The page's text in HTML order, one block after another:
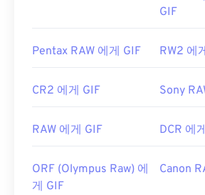
최초 출시: 1987년 6월 15일
GIF
Pentax RAW 에게 GIF RW2 에
CR2 에게 GIF Sony
RAW 에게 GIF DCR 에
ORF (Olympus Raw) 에
게 GIF
Canon